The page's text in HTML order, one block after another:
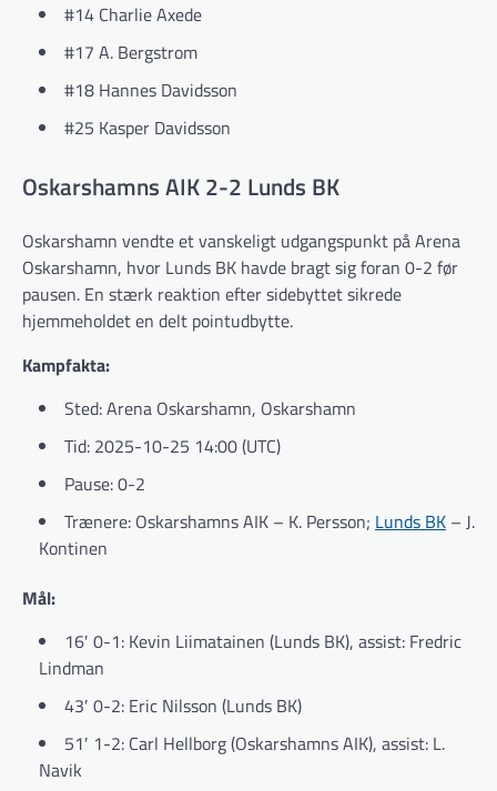
#14 Charlie Axede
#17 A. Bergstrom
#18 Hannes Davidsson
#25 Kasper Davidsson
Oskarshamns AIK 2-2 Lunds BK
Oskarshamn vendte et vanskeligt udgangspunkt på Arena
Oskarshamn, hvor Lunds BK havde bragt sig foran 0-2 før
pausen. En stærk reaktion efter sidebyttet sikrede
hjemmeholdet en delt pointudbytte.
Kampfakta:
Sted: Arena Oskarshamn, Oskarshamn
Tid: 2025-10-25 14:00 (UTC)
Pause: 0-2
Trænere: Oskarshamns AIK – K. Persson; Lunds BK – J.
Kontinen
Mål:
16′ 0-1: Kevin Liimatainen (Lunds BK), assist: Fredric
Lindman
43′ 0-2: Eric Nilsson (Lunds BK)
51′ 1-2: Carl Hellborg (Oskarshamns AIK), assist: L.
Navik